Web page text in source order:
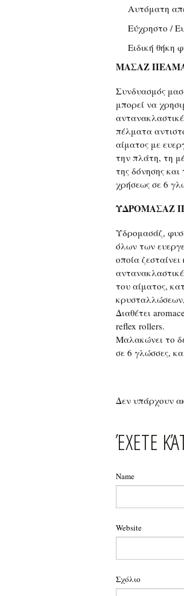
Αυτόματη
Εύχρηστο /
Ειδική θήκη
ΜΑΣΑΖ
Συνδυασμός
μπορεί να
πέλματα
αίματος με
την πλάτη, τη
της δόνησης
χρήσεως σε 6
ΥΔΡΟΜΑΣΑΖ
Υδρομασάζ,
όλων των
οποία
του αίματος,
Διαθέτει
reflex rollers.
Μαλακώνει το
σε 6 γλώσσες,
Δεν υπάρχουν
ΈΧΕΤΕ
Name
Website
Σχόλιο